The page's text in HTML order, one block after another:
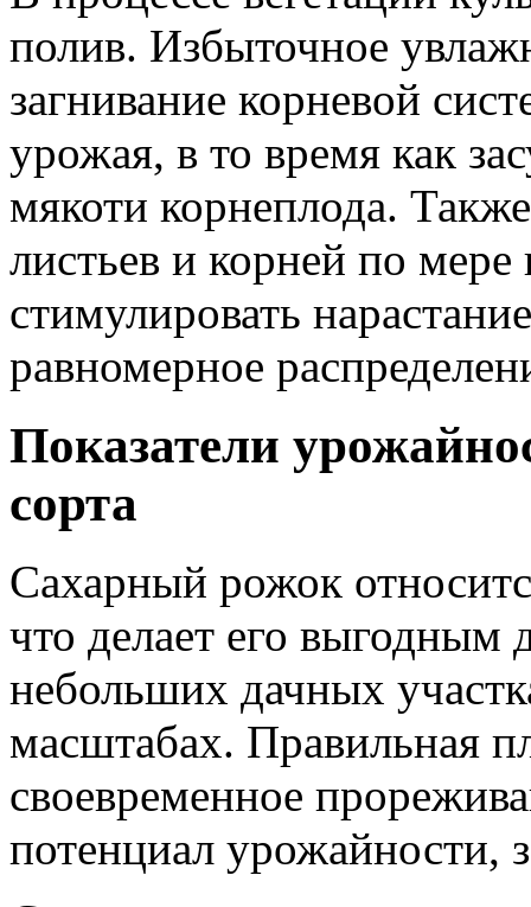
полив. Избыточное
загнивание корневой
урожая, в то время как
мякоти корнеплода.
листьев и корней по
стимулировать
равномерное
Показатели
сорта
Сахарный рожок
что делает его выгодным
небольших дачных
масштабах. Правильная
своевременное
потенциал урожайности,